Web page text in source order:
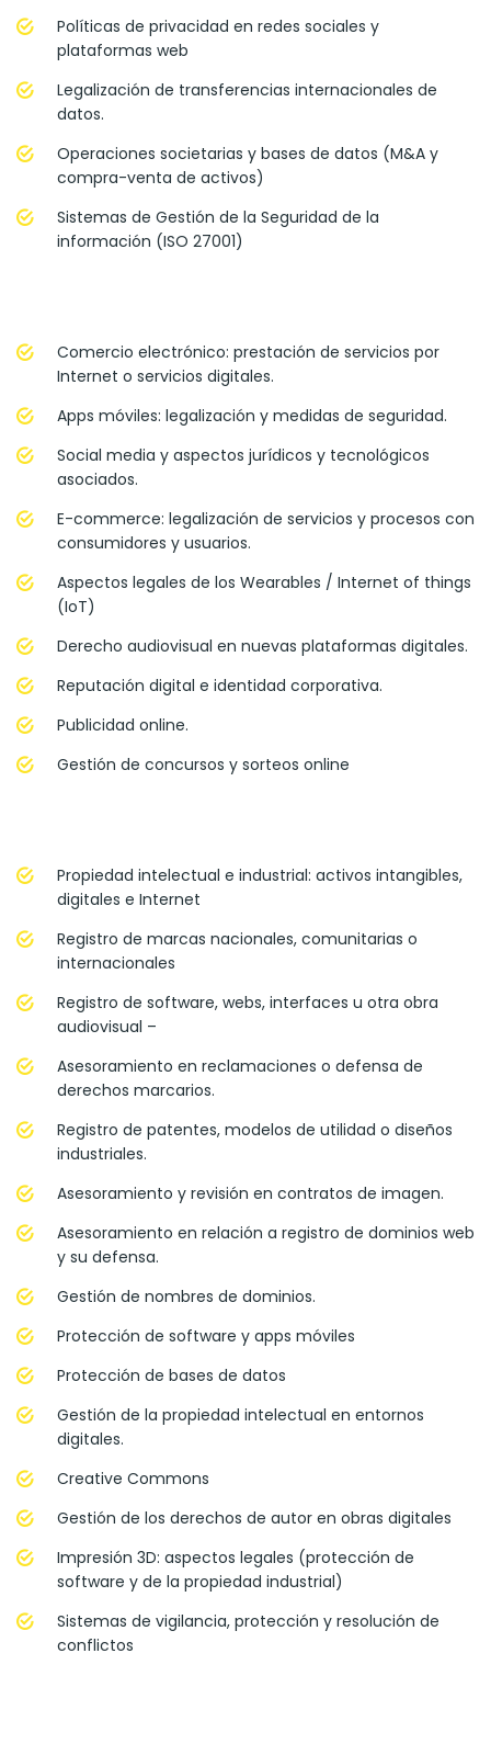
Políticas de privacidad en redes sociales y
plataformas web
Legalización de transferencias internacionales de
datos.
Operaciones societarias y bases de datos (M&A y
compra-venta de activos)
Sistemas de Gestión de la Seguridad de la
información (ISO 27001)
Comercio electrónico: prestación de servicios por
Internet o servicios digitales.
Apps móviles: legalización y medidas de seguridad.
Social media y aspectos jurídicos y tecnológicos
asociados.
E-commerce: legalización de servicios y procesos con
consumidores y usuarios.
Aspectos legales de los Wearables / Internet of things
(IoT)
Derecho audiovisual en nuevas plataformas digitales.
Reputación digital e identidad corporativa.
Publicidad online.
Gestión de concursos y sorteos online
Propiedad intelectual e industrial: activos intangibles,
digitales e Internet
Registro de marcas nacionales, comunitarias o
internacionales
Registro de software, webs, interfaces u otra obra
audiovisual –
Asesoramiento en reclamaciones o defensa de
derechos marcarios.
Registro de patentes, modelos de utilidad o diseños
industriales.
Asesoramiento y revisión en contratos de imagen.
Asesoramiento en relación a registro de dominios web
y su defensa.
Gestión de nombres de dominios.
Protección de software y apps móviles
Protección de bases de datos
Gestión de la propiedad intelectual en entornos
digitales.
Creative Commons
Gestión de los derechos de autor en obras digitales
Impresión 3D: aspectos legales (protección de
software y de la propiedad industrial)
Sistemas de vigilancia, protección y resolución de
conflictos